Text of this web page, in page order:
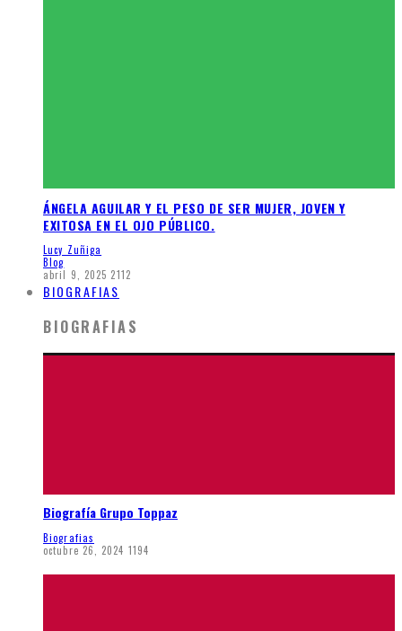
ÁNGELA AGUILAR Y EL PESO DE SER MUJER, JOVEN Y
EXITOSA EN EL OJO PÚBLICO.
Lucy Zuñiga
Blog
abril 9, 2025 2112
BIOGRAFIAS
BIOGRAFIAS
Biografía Grupo Toppaz
Biografias
octubre 26, 2024 1194